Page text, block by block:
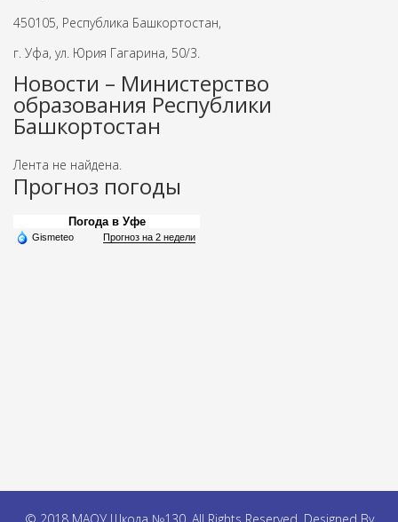
450105, Республика Башкортостан,
г. Уфа, ул. Юрия Гагарина, 50/3.
Новости – Министерство
образования Республики
Башкортостан
Лента не найдена.
Прогноз погоды
Погода в Уфе
Gismeteo Прогноз на 2 недели
© 2018 МАОУ Школа №130. All Rights Reserved. Designed By